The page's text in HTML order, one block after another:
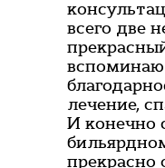
всего две
лечение,
И конечно
прекрасно